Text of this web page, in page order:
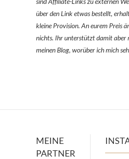
über den Link etwas bestellt,
kleine Provision. An eurem Preis
nichts. Ihr unterstützt damit aber
meinen Blog, worüber ich mich
MEINE
PARTNER